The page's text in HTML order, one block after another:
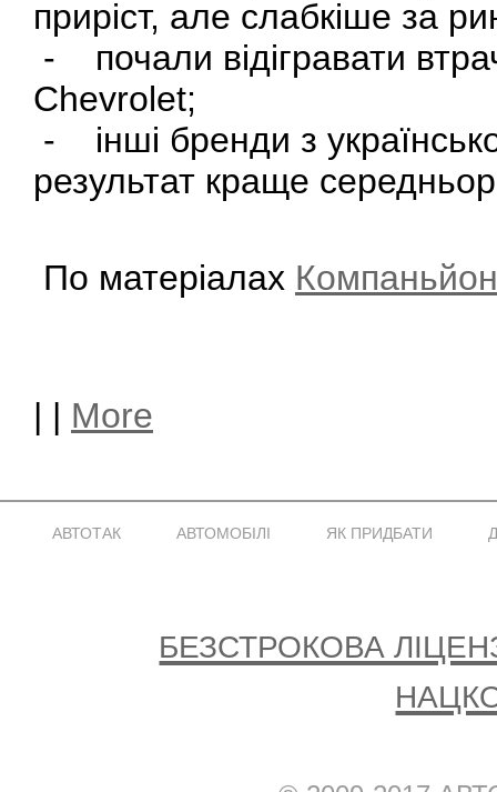
приріст, але слабкіше за
- почали відігравати
Chevrolet;
- інші бренди з
результат краще
По матеріалах
| | More
АВТОТАК АВТОМОБІЛІ ЯК ПРИДБАТИ
Безстрокова